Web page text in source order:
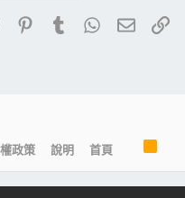
Reddit PinterestTumblrWhatsApp
電子
政策 說明 首頁
R
S
S